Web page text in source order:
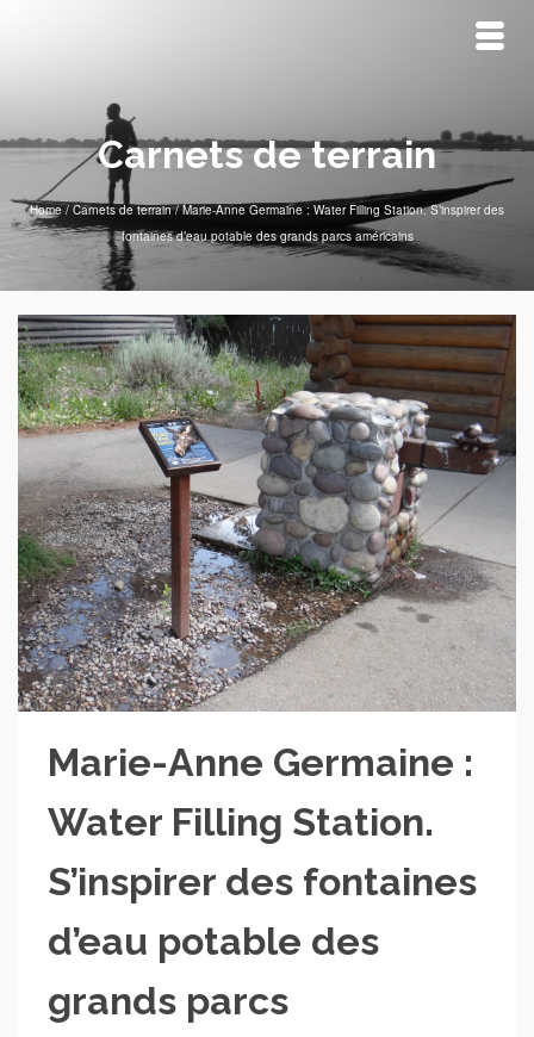
Carnets de terrain
Home / Carnets de terrain / Marie-Anne Germaine : Water Filling Station. S’inspirer des
fontaines d’eau potable des grands parcs américains
Marie-Anne Germaine :
Water Filling Station.
S’inspirer des fontaines
d’eau potable des
grands parcs